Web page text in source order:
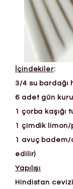
İçindekiler:
3/4 su bardağı
6 adet gün
1 çorba kaşığı
1 çimdik
1 avuç badem/
edilir)
Yapılışı
Hindistan